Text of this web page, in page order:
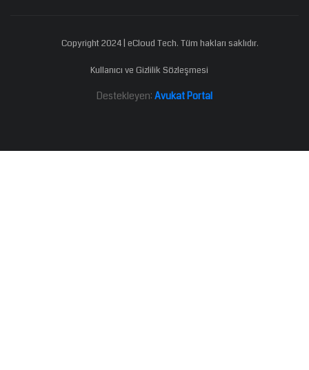
Copyright 2024 | eCloud Tech. Tüm hakları saklıdır.
Kullanıcı ve Gizlilik Sözleşmesi
Destekleyen: Avukat Portal